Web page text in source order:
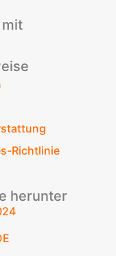
Richtlinie
herunter